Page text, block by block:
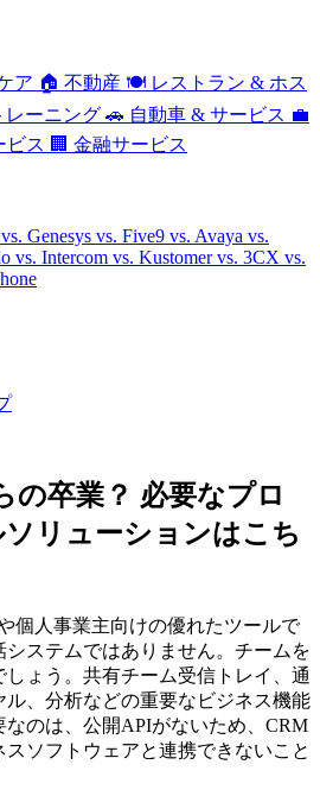
ア 🏠 不動産 🍽️ レストラン & ホス
レーニング 🚗 自動車 & サービス 💼
ビス 🏢 金融サービス
vs. Genesys vs. Five9 vs. Avaya vs.
vs. Intercom vs. Kustomervs. 3CX vs.
の卒業？ 必要なプロ
リューションはこち
個人事業主向けの優れたツールで
ステムではありません。チームを
ょう。共有チーム受信トレイ、通
、分析などの重要なビジネス機能
のは、公開APIがないため、CRM
ソフトウェアと連携できないこと